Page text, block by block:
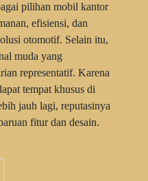
pilihan mobil kantor
efisiensi, dan
otomotif. Selain itu,
muda yang
representatif. Karena
tempat khusus di
jauh lagi, reputasinya
fitur dan desain.